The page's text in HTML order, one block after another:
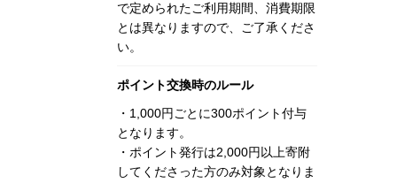
で定められたご利用期間、消費期限
とは異なりますので、ご了承くださ
い。
ポイント交換時のルール
・1,000円ごとに300ポイント付与
となります。
・ポイント発行は2,000円以上寄附
してくださった方のみ対象となりま